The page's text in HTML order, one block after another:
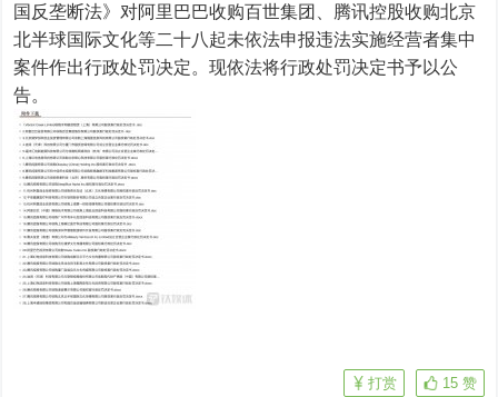
国反垄断法》对阿里巴巴收购百世集团、腾讯控股收购北京
北半球国际文化等二十八起未依法申报违法实施经营者集中
案件作出行政处罚决定。现依法将行政处罚决定书予以公
告。
15 赞
打赏